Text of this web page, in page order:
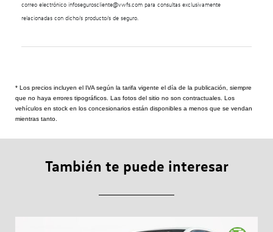
correo electrónico infoseguroscliente@vwfs.com para consultas exclusivamente
relacionadas con dicho/s producto/s de seguro.
* Los precios incluyen el IVA según la tarifa vigente el día de la publicación, siempre
que no haya errores tipográficos. Las fotos del sitio no son contractuales. Los
vehículos en stock en los concesionarios están disponibles a menos que se vendan
mientras tanto.
También te puede interesar